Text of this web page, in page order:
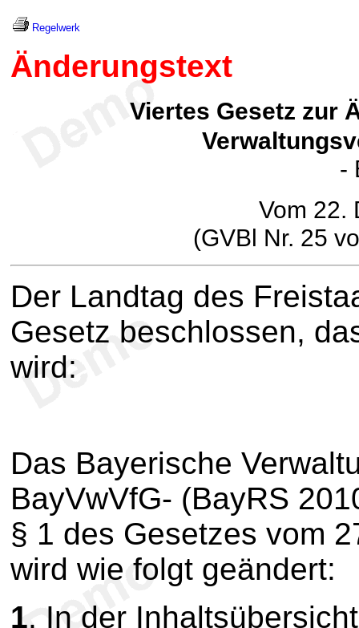
Regelwerk
Änderungstext
Viertes Gesetz zur
-
Vom 22.
(GVBl Nr. 25
Der Landtag des
Gesetz beschlossen,
wird:
Das Bayerische
BayVwVfG- (BayRS
§ 1 des Gesetzes vom
wird wie folgt geändert:
1. In der